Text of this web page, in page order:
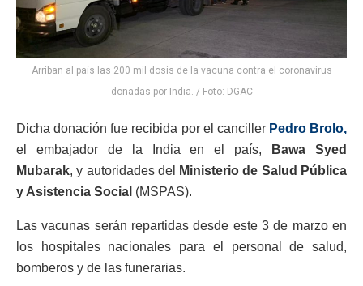
Arriban al país las 200 mil dosis de la vacuna contra el coronavirus
donadas por India. / Foto: DGAC
Dicha donación fue recibida por el canciller Pedro Brolo,
el embajador de la India en el país,
Bawa Syed
Mubarak, y autoridades del
Ministerio de Salud Pública
y Asistencia Social (MSPAS).
Las vacunas serán repartidas desde este 3 de marzo en
los hospitales nacionales para el personal de salud,
bomberos y de las funerarias.